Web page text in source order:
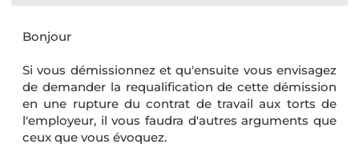
Bonjour
Si vous démissionnez et qu'ensuite vous envisagez
de demander la requalification de cette démission
en une rupture du contrat de travail aux torts de
l'employeur, il vous faudra d'autres arguments que
ceux que vous évoquez.